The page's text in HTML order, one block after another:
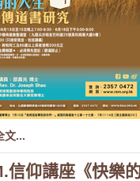
文...
信仰講座《快樂